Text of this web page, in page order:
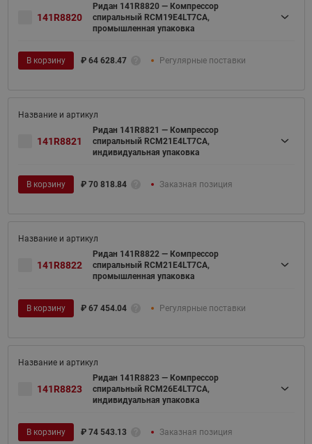
141R8820
Ридан 141R8820 — Компрессор
спиральный RCM19E4LT7CA,
промышленная упаковка
В корзину ₽ 64 628.47 Регулярные поставки
141R8821
Ридан 141R8821 — Компрессор
спиральный RCM21E4LT7CA,
индивидуальная упаковка
В корзину ₽ 70 818.84 Заказная позиция
141R8822
Ридан 141R8822 — Компрессор
спиральный RCM21E4LT7CA,
промышленная упаковка
В корзину ₽ 67 454.04 Регулярные поставки
141R8823
Ридан 141R8823 — Компрессор
спиральный RCM26E4LT7CA,
индивидуальная упаковка
В корзину ₽ 74 543.13 Заказная позиция